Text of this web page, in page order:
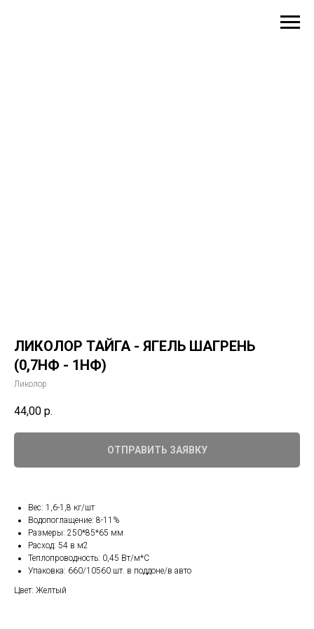
ЛИКОЛОР ТАЙГА - ЯГЕЛЬ ШАГРЕНЬ
(0,7НФ - 1НФ)
Ликолор
44,00 р.
ОТПРАВИТЬ ЗАЯВКУ
Вес: 1,6-1,8 кг/шт
Водопоглащение: 8-11%
Размеры: 250*85*65 мм
Расход: 54 в м2
Теплопроводность: 0,45 Вт/м*С
Упаковка: 660/10560 шт. в поддоне/в авто
Цвет: Желтый